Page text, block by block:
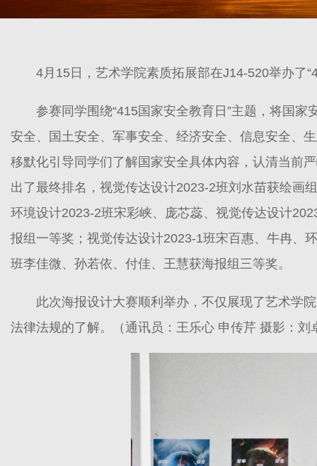
4月15日，艺术学院素质拓展部在J14-520举办了
参赛同学围绕“415国家安全教育日”主题，将国
安全、国土安全、军事安全、经济安全、信息安全、
移默化引导同学们了解国家安全具体内容，认清当前
出了最终排名，视觉传达设计2023-2班刘水苗获绘画
环境设计2023-2班宋彩峡、庞芯蕊、视觉传达设计
报组一等奖；视觉传达设计2023-1班宋百惠、牛冉、
班李佳微、孙若依、付佳、王慧获海报组三等奖。
此次海报设计大赛顺利举办，不仅展现了艺术学
法律法规的了解。（通讯员：王乐心 申传芹 摄影：刘